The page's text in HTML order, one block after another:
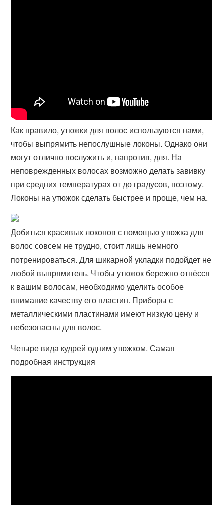
Как правило, утюжки для волос используются нами,
чтобы выпрямить непослушные локоны. Однако они
могут отлично послужить и, напротив, для​. На
неповрежденных волосах возможно делать завивку
при средних температурах от до градусов, поэтому.
Локоны на утюжок сделать быстрее и проще, чем на.
Добиться красивых локонов с помощью утюжка для
волос совсем не трудно, стоит лишь немного
потренироваться. Для шикарной укладки подойдет не
любой выпрямитель. Чтобы утюжок бережно отнёсся
к вашим волосам, необходимо уделить особое
внимание качеству его пластин. Приборы с
металлическими пластинами имеют низкую цену и
небезопасны для волос.
Четыре вида кудрей одним утюжком. Самая
подробная инструкция